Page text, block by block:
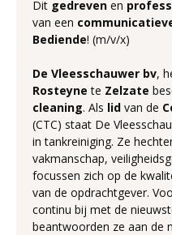
Dit gedreven en
van een
Bediende! (m/v/x)
De Vleesschauwer bv,
Rosteyne te Zelzate
cleaning. Als lid van de
(CTC) staat De
in tankreiniging. Ze
vakmanschap,
focussen zich op de
van de opdrachtgever.
continu bij met de
beantwoorden ze aan de